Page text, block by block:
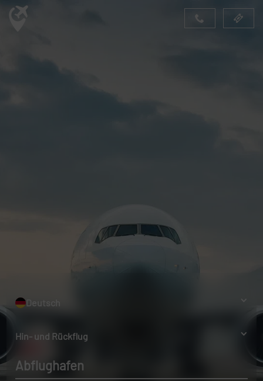
Deutsch
Hin- und Rückflug
Abflughafen